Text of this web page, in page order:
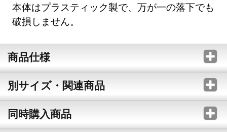
本体はプラスティック製で、万が一の落下でも
破損しません。
商品仕様
別サイズ・関連商品
同時購入商品